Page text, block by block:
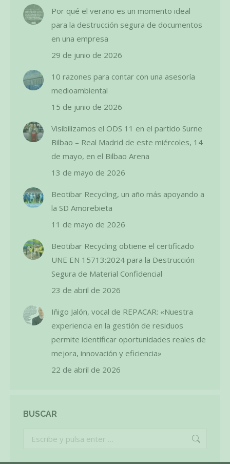
Por qué el verano es un momento ideal
para la destrucción segura de documentos
en una empresa
29 de junio de 2026
10 razones para contar con una asesoría
medioambiental
15 de junio de 2026
Visibilizamos el ODS 11 en el partido Surne
Bilbao – Real Madrid de este miércoles, 14
de mayo, en el Bilbao Arena
13 de mayo de 2026
Beotibar Recycling, un año más apoyando a
la SD Amorebieta
11 de mayo de 2026
Beotibar Recycling obtiene el certificado
UNE EN 15713:2024 para la Destrucción
Segura de Material Confidencial
23 de abril de 2026
Iñigo Jalón, vocal de REPACAR: «Nuestra
experiencia en la gestión de residuos
permite identificar oportunidades reales de
mejora, innovación y eficiencia»
22 de abril de 2026
BUSCAR
Buscar: